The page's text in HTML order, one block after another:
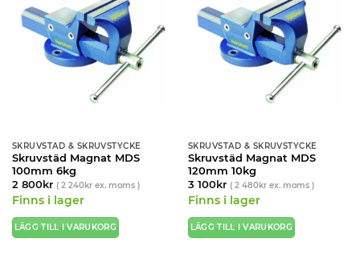
De
olika
alternativen
SKRUVSTÄD & SKRUVSTYCKE
Skruvstäd Magnat MDS
100mm 6kg
2 800kr ( 2 240krex. moms )
Finns i lager
LÄGG TILL I VARUKORG
SKRUVSTÄD & SKRUVSTYCKE
Skruvstäd Magnat MDS
120mm 10kg
3 100kr ( 2 480krex. moms )
Finns i lager
LÄGG TILL I VARUKORG